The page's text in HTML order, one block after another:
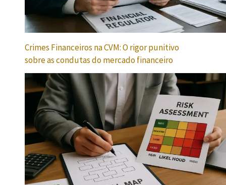
Crimes Financeiros na CVM: O rigor punitivo
sobre as condutas do mercado financeiro